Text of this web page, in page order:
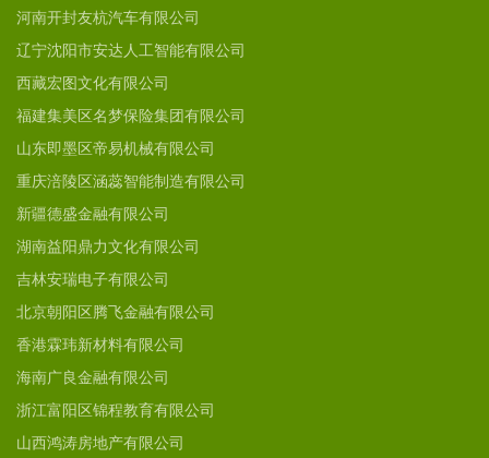
河南开封友杭汽车有限公司
辽宁沈阳市安达人工智能有限公司
西藏宏图文化有限公司
福建集美区名梦保险集团有限公司
山东即墨区帝易机械有限公司
重庆涪陵区涵蕊智能制造有限公司
新疆德盛金融有限公司
湖南益阳鼎力文化有限公司
吉林安瑞电子有限公司
北京朝阳区腾飞金融有限公司
香港霖玮新材料有限公司
海南广良金融有限公司
浙江富阳区锦程教育有限公司
山西鸿涛房地产有限公司